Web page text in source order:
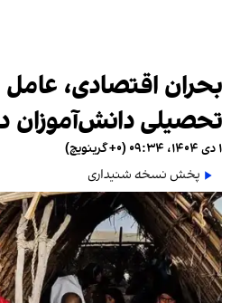
بحران اقتصادی،
تحصیلی دانش‌آموزان
۱ دی ۱۴۰۴، ۰۹:۳۴ (‎+۰ گرینویچ)
پخش نسخه شنیداری